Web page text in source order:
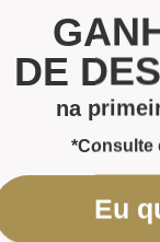
DE
na
*Consulte
Eu
SEU